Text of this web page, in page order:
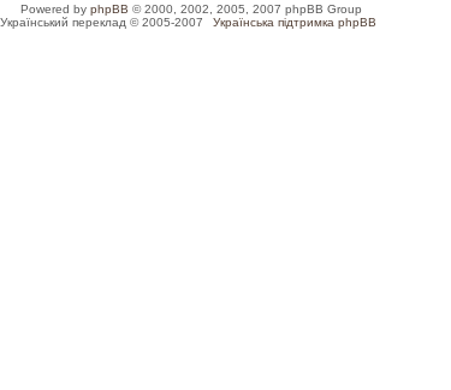
Powered by phpBB © 2000, 2002, 2005, 2007 phpBB Group
Український переклад © 2005-2007
Українська підтримка phpBB